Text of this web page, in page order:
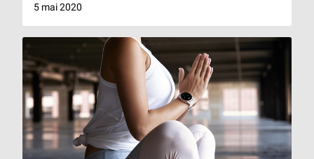
5 mai 2020